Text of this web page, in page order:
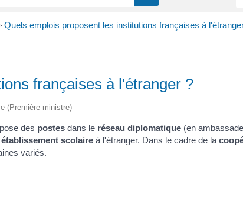
Quels emplois proposent les institutions françaises à
françaises à l'étranger ?
(Première ministre)
des postesdans le réseau diplomatique(en
établissement scolaireà l'étranger. Dans le cadre de la
variés.